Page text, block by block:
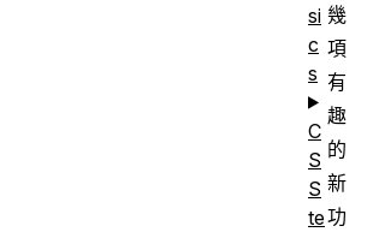
幾
項
有
趣
的
新
功
si
c
s
C
S
S
te